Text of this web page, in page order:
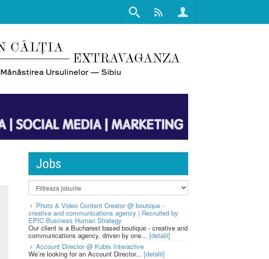
Jobs
Photo & Video Content Creator @ boutique -
creative and communications agency | Recruited by
EPIC Business Human Strategy
Our client is a Bucharest based boutique - creative and
communications agency, driven by one... [detalii]
Account Director @ Kubis Interactive
We’re looking for an Account Director... [detalii]